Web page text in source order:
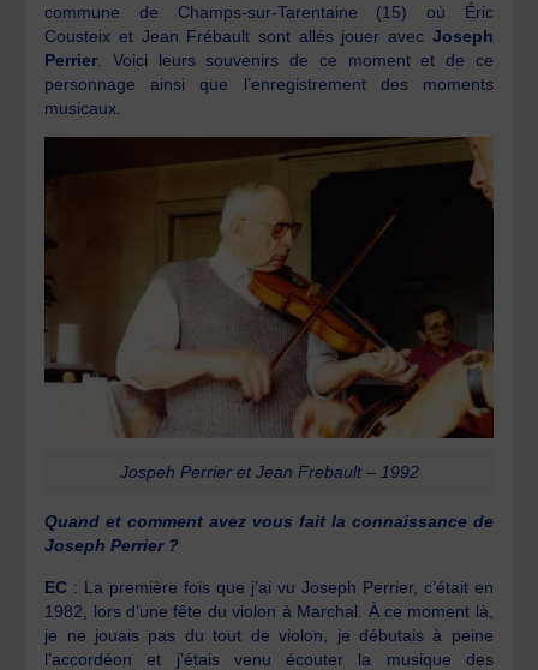
commune de Champs-sur-Tarentaine (15) où Éric
Cousteix et Jean Frébault sont allés jouer avec Joseph
Perrier . Voici leurs souvenirs de ce moment et de ce
personnage ainsi que l’enregistrement des moments
musicaux.
Jospeh Perrier et Jean Frebault – 1992
Quand et comment avez vous fait la connaissance de
Joseph Perrier ?
EC : La première fois que j’ai vu Joseph Perrier, c’était en
1982, lors d’une fête du violon à Marchal. À ce moment là,
je ne jouais pas du tout de violon, je débutais à peine
l’accordéon et j’étais venu écouter la musique des